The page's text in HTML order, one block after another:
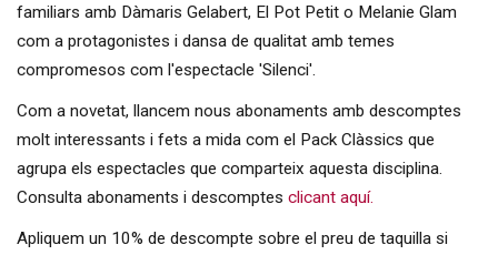
familiars amb Dàmaris Gelabert, El Pot Petit o Melanie Glam
com a protagonistes i dansa de qualitat amb temes
compromesos com l'espectacle 'Silenci'.
Com a novetat, llancem nous abonaments amb descomptes
molt interessants i fets a mida com el Pack Clàssics que
agrupa els espectacles que comparteix aquesta disciplina.
Consulta abonaments i descomptes clicant aquí.
Apliquem un 10% de descompte sobre el preu de taquilla si